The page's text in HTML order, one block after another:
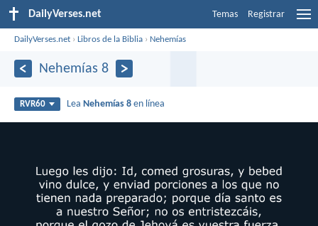
DailyVerses.net Temas Registrar
DailyVerses.net ›Libros de la Biblia › Nehemías
Nehemías 8
RVR60 Lea Nehemías 8 en línea